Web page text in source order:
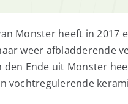
Monster heeft in
weer afbladderende
den Ende uit Monster
vochtregulerende